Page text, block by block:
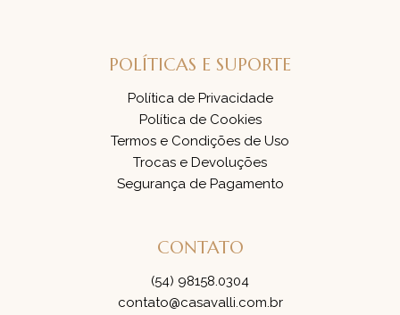
POLÍTICAS E SUPORTE
Política de Privacidade
Política de Cookies
Termos e Condições de Uso
Trocas e Devoluções
Segurança de Pagamento
CONTATO
(54) 98158.0304
contato@casavalli.com.br